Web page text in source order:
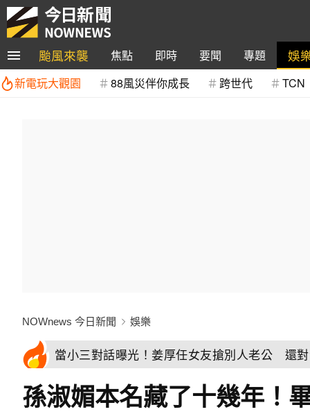
颱風來襲 焦點 即時 要聞 專題 娛
新電玩大觀園 88風災伴你成長 跨世代 TCN
NOWnews 今日新聞 娛樂
當小三對話曝光！姜厚任女友搶別人老公 還
孫淑媚本名藏了十幾年！